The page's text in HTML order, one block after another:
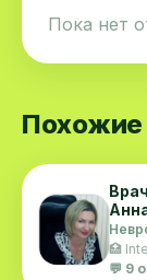
Пока нет
Похожие
🏥
💬 9